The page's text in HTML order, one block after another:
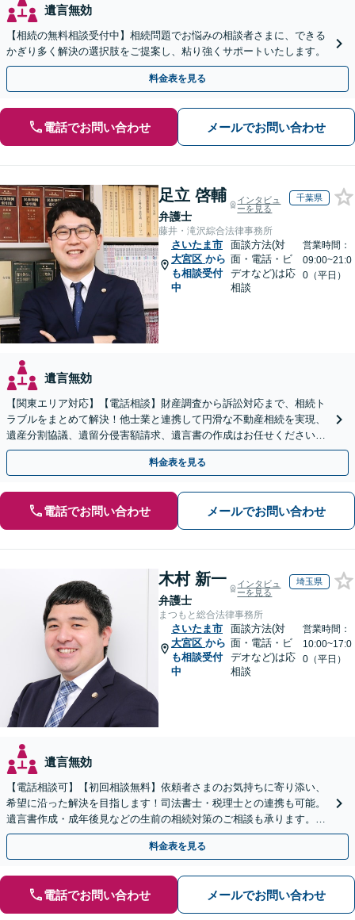
遺言無効
【相続の無料相談受付中】相続問題でお悩みの相談者さまに、できる
かぎり多く解決の選択肢をご提案し、粘り強くサポートいたします。
料金表を見る
電話でお問い合わせ メールでお問い合わせ
足立 啓輔
弁護士
インタビュ
ーを見る
千葉県
藤井・滝沢綜合法律事務所
さいたま市
大宮区 から
も相談受付
中
面談方法(対
面・電話・ビ
デオなど)は応
相談
営業時間：
09:00~21:0
0（平日）
遺言無効
【関東エリア対応】【電話相談】財産調査から訴訟対応まで、相続ト
ラブルをまとめて解決！他士業と連携して円滑な不動産相続を実現、
遺産分割協議、遺留分侵害額請求、遺言書の作成はお任せください。
明確な料金体系【オンライン面談可能】
料金表を見る
電話でお問い合わせ メールでお問い合わせ
木村 新一
弁護士
インタビュ
ーを見る
埼玉県
まつもと総合法律事務所
さいたま市
大宮区 から
も相談受付
中
面談方法(対
面・電話・ビ
デオなど)は応
相談
営業時間：
10:00~17:0
0（平日）
遺言無効
【電話相談可】【初回相談無料】依頼者さまのお気持ちに寄り添い、
希望に沿った解決を目指します！司法書士・税理士との連携も可能。
遺言書作成・成年後見などの生前の相続対策のご相談も承ります。
【夜間／休日の相談可能】
料金表を見る
電話でお問い合わせ メールでお問い合わせ